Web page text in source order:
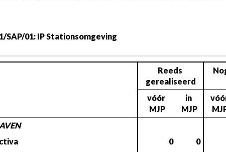
SAP/01: IP Stationsomgeving
Reeds
gerealiseerd
vóór
MJP
in
MJP
0 0